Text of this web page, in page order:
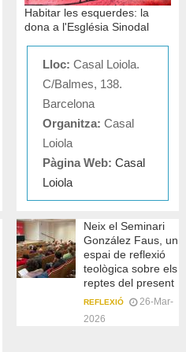
Habitar les esquerdes: la
dona a l'Església Sinodal
Lloc: Casal Loiola.
C/Balmes, 138.
Barcelona
Organitza: Casal
Loiola
Pàgina Web: Casal
Loiola
Neix el Seminari
González Faus, un
espai de reflexió
teològica sobre els
reptes del present
REFLEXIÓ
26-Mar-
2026